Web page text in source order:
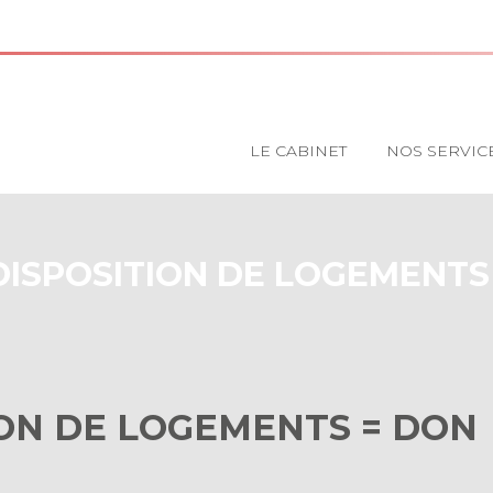
Principal
LE CABINET NOS
DE
DE LOGEMENTS = DON